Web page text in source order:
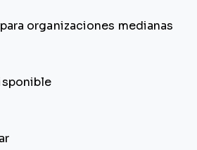
organizaciones medianas